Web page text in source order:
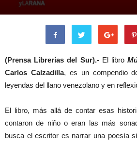
(Prensa Librerías del Sur).- El libro
Carlos Calzadilla, es un compendio
leyendas del llano venezolano y en
El libro, más allá de contar esas
contaron de niño o eran las más
busca el escritor es narrar una poesía